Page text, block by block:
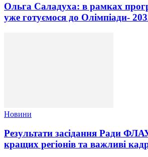
Ольга Саладуха: в рамках
уже готуємося до Олімпіади-
Новини
Результати засідання Ради
кращих регіонів та важливі